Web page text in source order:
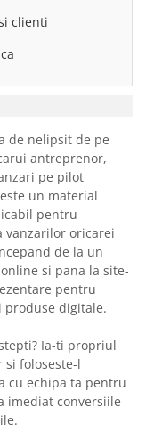
clienti
de nelipsit de pe
antreprenor,
pe pilot
un material
pentru
vanzarilor oricarei
de la un
si pana la site-
pentru
produse digitale.
Ia-ti propriul
si foloseste-l
cu echipa ta pentru
imediat conversiile